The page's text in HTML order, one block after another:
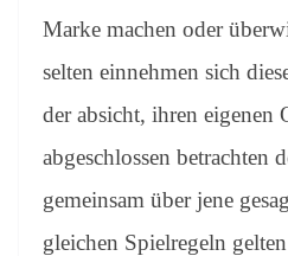
Marke machen oder
selten einnehmen sich
der absicht, ihren eigenen
abgeschlossen betrachten
gemeinsam über jene
gleichen Spielregeln